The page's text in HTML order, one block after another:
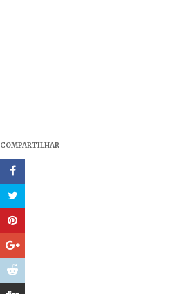
COMPARTILHAR